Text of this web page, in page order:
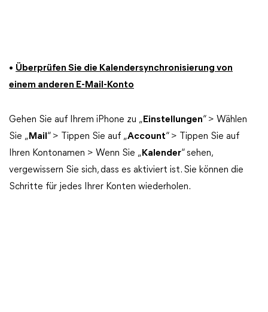
• Überprüfen Sie die Kalendersynchronisierung von
einem anderen E-Mail-Konto
Gehen Sie auf Ihrem iPhone zu „ Einstellungen“ > Wählen
Sie „ Mail “ > Tippen Sie auf „Account“ > Tippen Sie auf
Ihren Kontonamen > Wenn Sie „ Kalender“ sehen,
vergewissern Sie sich, dass es aktiviert ist. Sie können die
Schritte für jedes Ihrer Konten wiederholen.